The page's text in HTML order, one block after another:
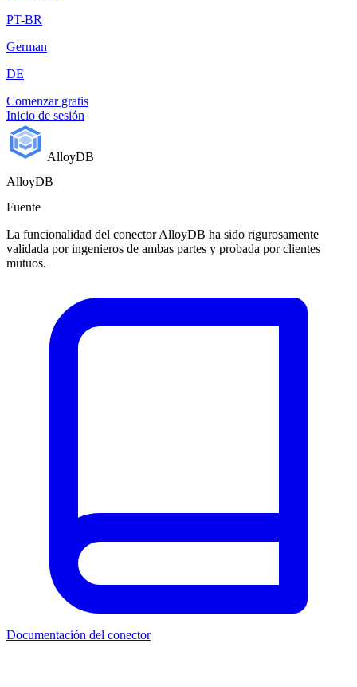
PT-BR
German
DE
Comenzar gratis
Inicio de sesión
AlloyDB
AlloyDB
Fuente
La funcionalidad del conector AlloyDB ha sido rigurosamente
validada por ingenieros de ambas partes y probada por clientes
mutuos.
Documentación del conector